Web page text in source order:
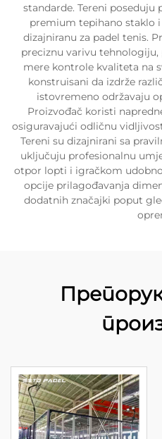
standarde. Tereni
premium tepihano staklo
dizajniranu za padel tenis.
preciznu varivu
mere kontrole kvaliteta na
konstruisani da izdrže
istovremeno održavaju
Proizvođač koristi
osiguravajući odličnu
Tereni su dizajnirani sa
uključuju profesionalnu
otpor lopti i igračkom
opcije prilagođavanja
dodatnih značajki poput